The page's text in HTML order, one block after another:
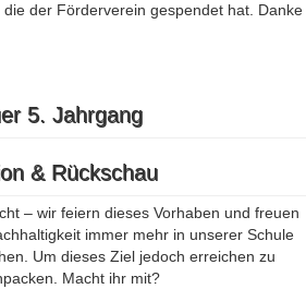
der Förderverein gespendet hat. Danke
5. Jahrgang
& Rückschau
– wir feiern dieses Vorhaben und freuen
immer mehr in unserer Schule
Um dieses Ziel jedoch erreichen zu
Macht ihr mit?